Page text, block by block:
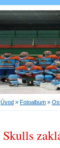
Úvod » Fotoalbum »
Skulls